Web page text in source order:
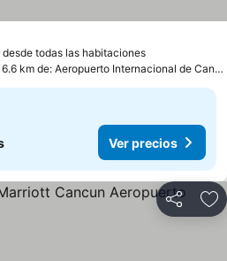
desde todas las habitaciones
a 6.6 km de: Aeropuerto Internacional de Cancún
Ver precios
Compartir